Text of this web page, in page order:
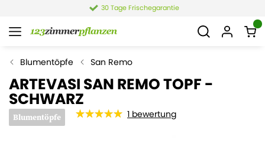
30 Tage Frischegarantie
Blumentöpfe San Remo
ARTEVASI SAN REMO TOPF -
SCHWARZ
Blumentöpfe 1 bewertung